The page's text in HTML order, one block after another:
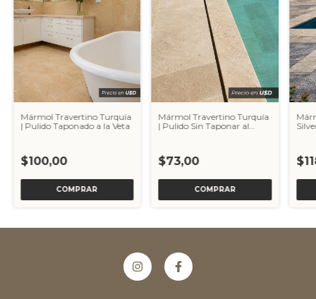
Mármol Travertino Turquía
| Pulido Taponado a la Veta
$100,00
COMPRAR
Mármol Travertino Turquía
| Pulido Sin Taponar al
$73,00
COMPRAR